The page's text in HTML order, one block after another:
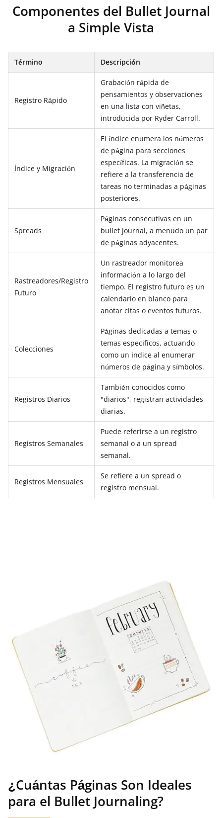
Componentes del Bullet Journal
a Simple Vista
Término Descripción
Registro Rápido
Grabación rápida de
pensamientos y observaciones
en una lista con viñetas,
introducida por Ryder Carroll.
Índice y Migración
El índice enumera los números
de página para secciones
específicas. La migración se
refiere a la transferencia de
tareas no terminadas a páginas
posteriores.
Spreads
Páginas consecutivas en un
bullet journal, a menudo un par
de páginas adyacentes.
Rastreadores/Registro
Futuro
Un rastreador monitorea
información a lo largo del
tiempo. El registro futuro es un
calendario en blanco para
anotar citas o eventos futuros.
Colecciones
Páginas dedicadas a temas o
temas específicos, actuando
como un índice al enumerar
números de página y símbolos.
Registros Diarios
También conocidos como
"diarios", registran actividades
diarias.
Registros Semanales
Puede referirse a un registro
semanal o a un spread
semanal.
Registros Mensuales
Se refiere a un spread o
registro mensual.
¿Cuántas Páginas Son Ideales
para el Bullet Journaling?